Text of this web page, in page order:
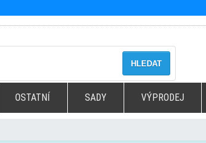
HLEDAT
OSTATNÍ SADY VÝPRODEJ